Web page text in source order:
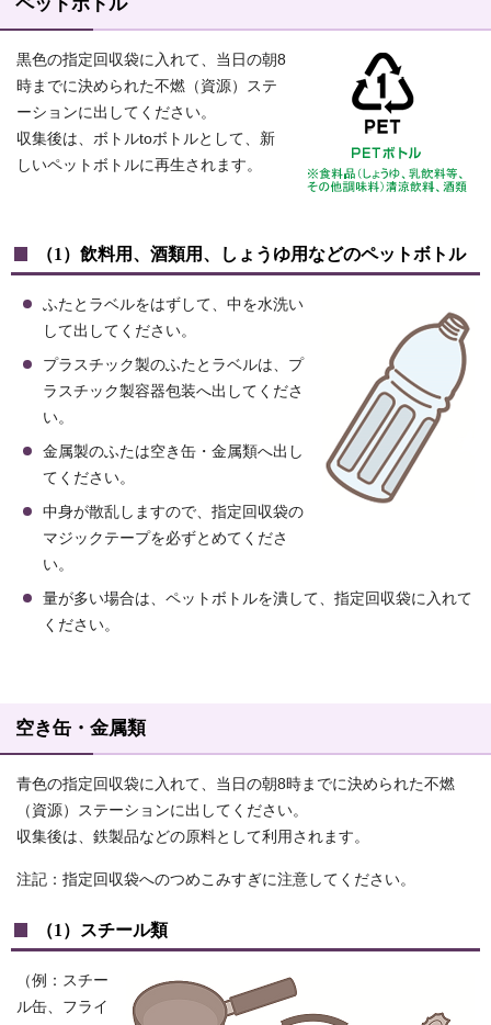
ペットボトル
黒色の指定回収袋に入れて、当日の朝8
時までに決められた不燃（資源）ステ
ーションに出してください。
収集後は、ボトルtoボトルとして、新
しいペットボトルに再生されます。
（1）飲料用、酒類用、しょうゆ用などのペットボトル
ふたとラベルをはずして、中を水洗い
して出してください。
プラスチック製のふたとラベルは、プ
ラスチック製容器包装へ出してくださ
い。
金属製のふたは空き缶・金属類へ出し
てください。
中身が散乱しますので、指定回収袋の
マジックテープを必ずとめてくださ
い。
量が多い場合は、ペットボトルを潰して、指定回収袋に入れて
ください。
空き缶・金属類
青色の指定回収袋に入れて、当日の朝8時までに決められた不燃
（資源）ステーションに出してください。
収集後は、鉄製品などの原料として利用されます。
注記：指定回収袋へのつめこみすぎに注意してください。
（1）スチール類
（例：スチー
ル缶、フライ